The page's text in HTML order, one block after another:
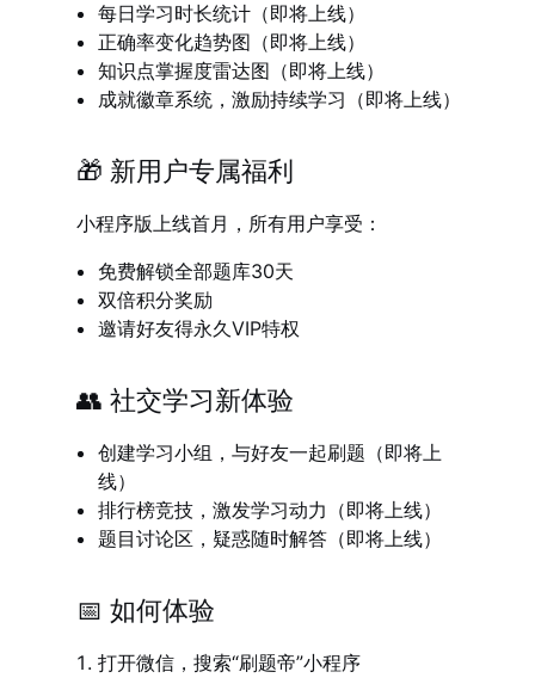
每日学习时长统计（即将上线）
正确率变化趋势图 （即将上线）
知识点掌握度雷达图 （即将上线）
成就徽章系统，激励持续学习 （即将上线）
🎁 新用户专属福利
小程序版上线首月，所有用户享受：
免费解锁全部题库30天
双倍积分奖励
邀请好友得永久VIP特权
👥 社交学习新体验
创建学习小组，与好友一起刷题 （即将上
线）
排行榜竞技，激发学习动力 （即将上线）
题目讨论区，疑惑随时解答 （即将上线）
📅 如何体验
打开微信，搜索“刷题帝”小程序